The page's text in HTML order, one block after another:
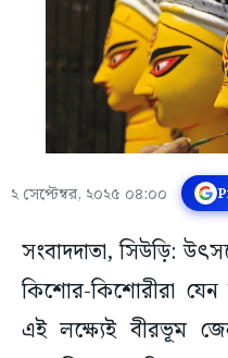
২ সেপ্টেম্বর, ২০২৫ ০৪:০০
সংবাদদাতা, সিউড়ি:
কিশোর-কিশোরীরা
এই লক্ষ্যেই বীরভূম